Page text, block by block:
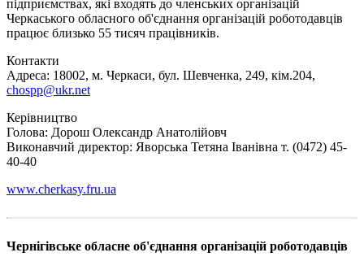
підприємствах, які входять до членських організацій
Черкаського обласного об'єднання організацій роботодавців
працює близько 55 тисяч працівників.
Контакти
Адреса: 18002, м. Черкаси, бул. Шевченка, 249, кім.204,
chospp@ukr.net
Керівництво
Голова: Дорош Олександр Анатолійовч
Виконавчий директор: Яворська Тетяна Іванівна т. (0472) 45-
40-40
www.cherkasy.fru.ua
Чернігівське обласне об'єднання організацій роботодавців